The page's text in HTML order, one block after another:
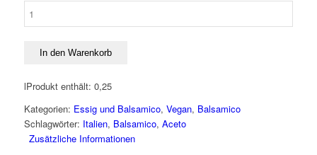
MengeIn den Warenkorb
Produkt enthält: 0,25
l
Kategorien: Essig und Balsamico, Vegan, Balsamico
Schlagwörter: Italien, Balsamico, Aceto
Zusätzliche Informationen